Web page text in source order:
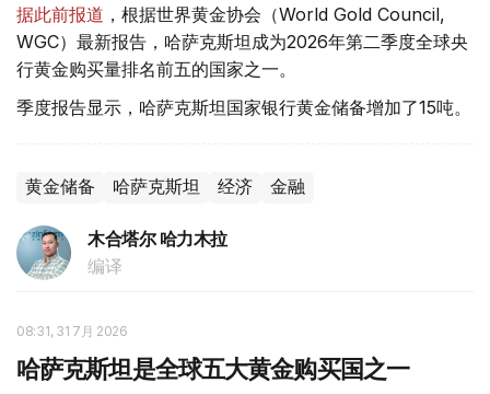
据此前报道 ，根据世界黄金协会（World Gold Council,
WGC）最新报告，哈萨克斯坦成为2026年第二季度全球央
行黄金购买量排名前五的国家之一。
季度报告显示，哈萨克斯坦国家银行黄金储备增加了15吨。
黄金储备 哈萨克斯坦 经济 金融
木合塔尔 哈力木拉
编译
08:31, 31 7月 2026
哈萨克斯坦是全球五大黄金购买国之一